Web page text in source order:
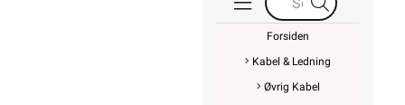
Forsiden
Kabel & Ledning
Øvrig Kabel